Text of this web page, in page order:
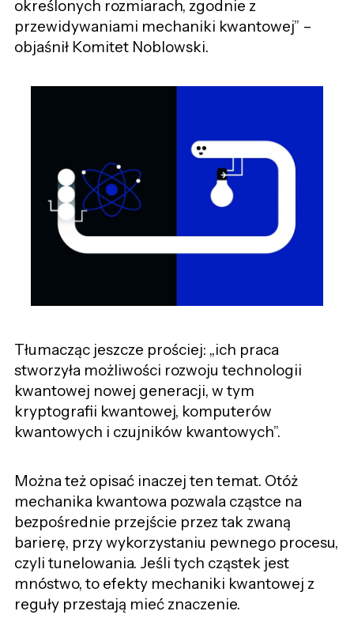
określonych rozmiarach, zgodnie z
przewidywaniami mechaniki kwantowej” –
objaśnił Komitet Noblowski.
Tłumacząc jeszcze prościej: „ich praca
stworzyła możliwości rozwoju technologii
kwantowej nowej generacji, w tym
kryptografii kwantowej, komputerów
kwantowych i czujników kwantowych”.
Można też opisać inaczej ten temat. Otóż
mechanika kwantowa pozwala cząstce na
bezpośrednie przejście przez tak zwaną
barierę, przy wykorzystaniu pewnego procesu,
czyli tunelowania. Jeśli tych cząstek jest
mnóstwo, to efekty mechaniki kwantowej z
reguły przestają mieć znaczenie.